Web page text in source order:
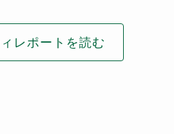
レポートを読む